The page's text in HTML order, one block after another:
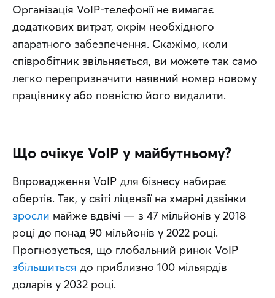
Організація VoIP-телефонії не вимагає
додаткових витрат, окрім необхідного
апаратного забезпечення. Скажімо, коли
співробітник звільняється, ви можете так само
легко перепризначити наявний номер новому
працівнику або повністю його видалити.
Що очікує VoIP у майбутньому?
Впровадження VoIP для бізнесу набирає
зросли майже вдвічі — з 47 мільйонів у 2018
році до понад 90 мільйонів у 2022 році.
збільшиться до приблизно 100 мільярдів
доларів у 2032 році.